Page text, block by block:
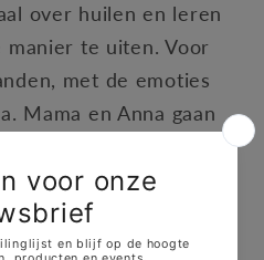
over huilen en leren
te uiten. Voor
met de emoties
Mama en Anna gaan
omdat ze haar
omdat ze niet in
en omdat ze geen